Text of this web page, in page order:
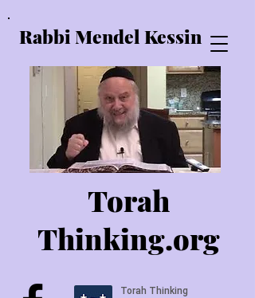
Rabbi Mendel Kessin
Torah
Thinking.org